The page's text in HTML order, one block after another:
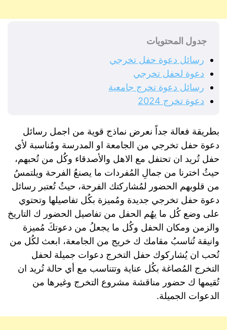
جدول المحتويات
رسائل دعوة حفل تخرجي
دعوة لحفل تخرجي
رسائل دعوة تخرج جامعية
دعوة تخرج 2024
بطريقة فعالة جداً نعرض نماذج قوية من اجمل رسائل
دعوة حفل تخرجي من الجامعة او المدرسة ومُناسبة لأي
حفل تُريد ان تحتفل مع الاهل والأصدقاء وكُل من تُحبهم،
حيثُ اخترنا من جمالِ المُفردات ما يصنعُ الفرحة ويلتمسُ
من قلوبهم الحضور لمُشاركتك الفرحة، حيثُ تُعتبر رسائل
دعوة حفل تخرجي جديدة ومُميزة بكُل تفاصيلها وتحتوي
على وضع كُل ما يهُم الحفل من تفاصيل الحضور ك التاريخ
والزمن ومكان الحفل وكُل ما يجعلُ من دعوتكَ مُميزة
وانيقة تُناسبُ مقامك ك خريج من الجامعة، ابعث لكُل من
تُحب ان يُشاركوك حفل التخرج دعوات جميلة لحفل
التخرج المُصاغة بكُل عناية وتتناسب مع أي حالة تُريد ان
تُقيمها ك حضور مناقشة مشروع التخرج وغيرها من
الدعوات الجميلة.